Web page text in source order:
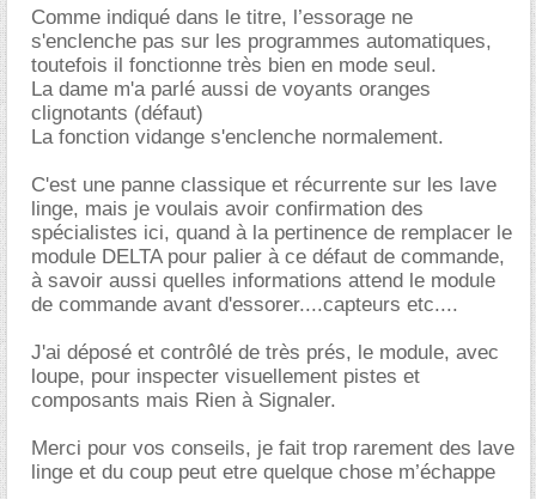
Comme indiqué dans le titre, l’essorage ne
s'enclenche pas sur les programmes automatiques,
toutefois il fonctionne très bien en mode seul.
La dame m'a parlé aussi de voyants oranges
clignotants (défaut)
La fonction vidange s'enclenche normalement.
C'est une panne classique et récurrente sur les lave
linge, mais je voulais avoir confirmation des
spécialistes ici, quand à la pertinence de remplacer le
module DELTA pour palier à ce défaut de commande,
à savoir aussi quelles informations attend le module
de commande avant d'essorer....capteurs etc....
J'ai déposé et contrôlé de très prés, le module, avec
loupe, pour inspecter visuellement pistes et
composants mais Rien à Signaler.
Merci pour vos conseils, je fait trop rarement des lave
linge et du coup peut etre quelque chose m’échappe